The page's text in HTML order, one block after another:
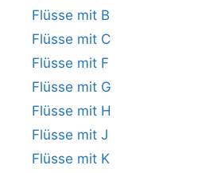
Flüsse mit B
Flüsse mit C
Flüsse mit F
Flüsse mit G
Flüsse mit H
Flüsse mit J
Flüsse mit K